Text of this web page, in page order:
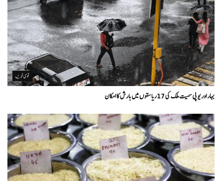
قومی خبریں
بہار اور یو پی سمیت ملک کی 17ریاستوں میں بارش کا امکان